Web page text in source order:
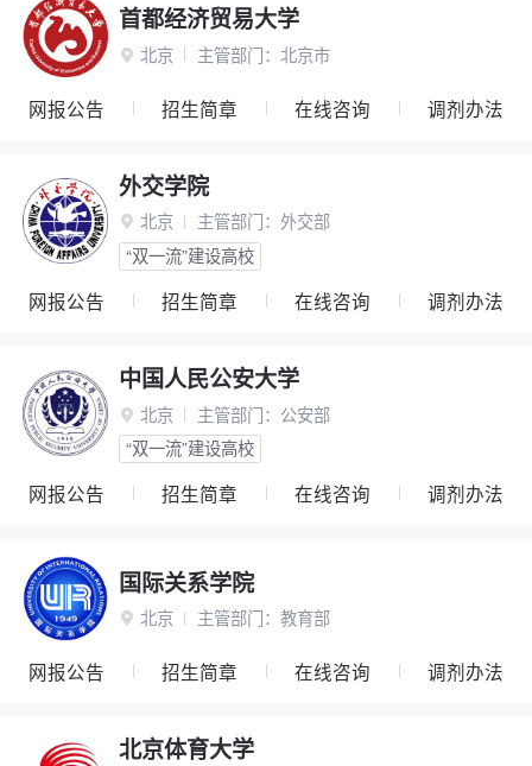
首都经济贸易大学
 北京 主管部门： 北京市
网报公告 招生简章 在线咨询 调剂办法
外交学院
 北京 主管部门： 外交部
“双一流”建设高校
网报公告 招生简章 在线咨询 调剂办法
中国人民公安大学
 北京 主管部门： 公安部
“双一流”建设高校
网报公告 招生简章 在线咨询 调剂办法
国际关系学院
 北京 主管部门： 教育部
网报公告 招生简章 在线咨询 调剂办法
北京体育大学